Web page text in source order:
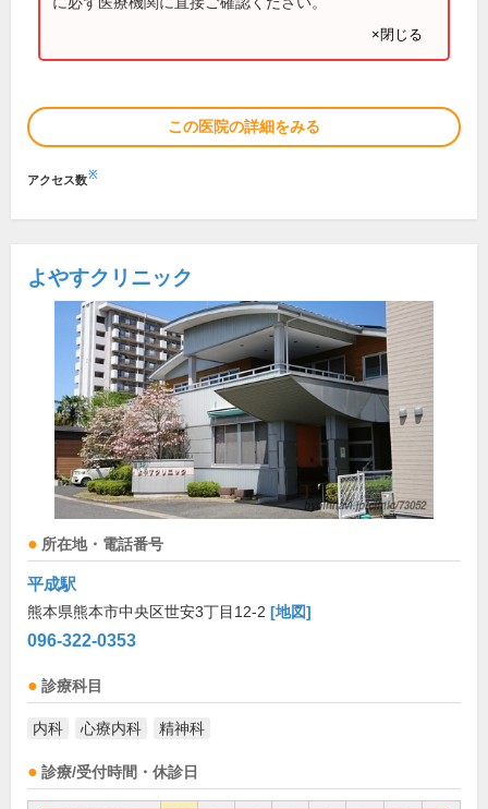
×閉じる
この医院の詳細をみる
アクセス数※
よやすクリニック
所在地・電話番号
平成駅
熊本県熊本市中央区世安3丁目12-2 [地図]
096-322-0353
診療科目
内科 心療内科 精神科
診療/受付時間・休診日